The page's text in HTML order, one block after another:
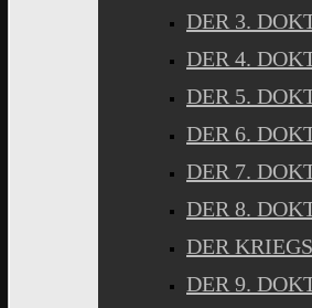
DER 3.
DER 4.
DER 5.
DER 6.
DER 7.
DER 8.
DER
DER 9.